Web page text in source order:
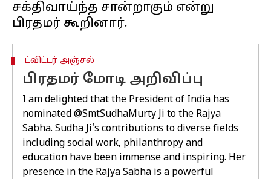
சக்திவாய்ந்த சான்றாகும் என்று
ட்விட்டர் அஞ்சல்
பிரதமர் மோடி அறிவிப்பு
I am delighted that the President of India has
nominated @SmtSudhaMurty Ji to the Rajya
Sabha. Sudha Ji's contributions to diverse fields
including social work, philanthropy and
education have been immense and inspiring. Her
presence in the Rajya Sabha is a powerful